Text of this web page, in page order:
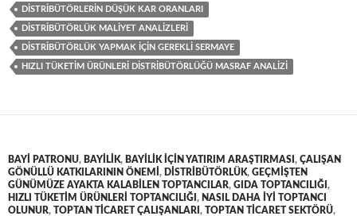
DISTRIBÜTÖRLERIN DÜŞÜK KAR ORANLARI
DISTRIBÜTÖRLÜK MALIYET ANALIZLERI
DISTRIBÜTÖRLÜK YAPMAK IÇIN GEREKLI SERMAYE
HIZLI TÜKETIM ÜRÜNLERI DISTRIBÜTÖRLÜĞÜ MASRAF ANALIZI
BAYI PATRONU, BAYILIK, BAYILIK IÇIN YATIRIM ARAŞTIRMASI , ÇALIŞAN
GÖNÜLLÜ KATKILARININ ÖNEMI , DISTRIBÜTÖRLÜK, GEÇMIŞTEN
GÜNÜMÜZE AYAKTA KALABILEN TOPTANCILAR, GIDA TOPTANCILIĞI ,
HIZLI TÜKETIM ÜRÜNLERI TOPTANCILIĞI , NASIL DAHA IYI TOPTANCI
OLUNUR, TOPTAN TICARET ÇALIŞANLARI , TOPTAN TICARET SEKTÖRÜ,